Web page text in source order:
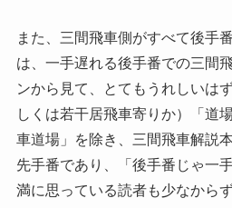
また、三間飛車側がすべて後手
は、一手遅れる後手番での三間
ンから見て、とてもうれしいは
しくは若干居飛車寄りか）「道
車道場」を除き、三間飛車解説
先手番であり、「後手番じゃ一
満に思っている読者も少なから